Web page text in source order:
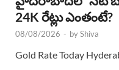
24K రేట్లు ఎంతంటే?
08/08/2026 - byShiva
Gold Rate Today